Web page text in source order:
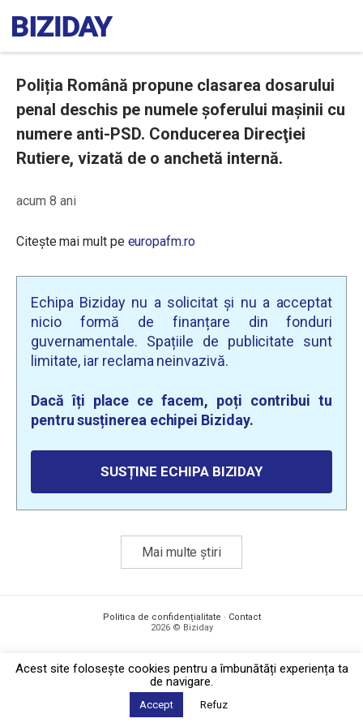
Poliția Română propune clasarea dosarului
penal deschis pe numele şoferului maşinii cu
numere anti-PSD. Conducerea Direcţiei
Rutiere, vizată de o anchetă internă.
acum 8 ani
Citește mai mult pe europafm.ro
Echipa Biziday nu a solicitat și nu a acceptat
nicio formă de finanțare din fonduri
guvernamentale. Spațiile de publicitate sunt
limitate, iar reclama neinvazivă.
Dacă îți place ce facem, poți contribui tu
pentru susținerea echipei Biziday.
SUSȚINE ECHIPA BIZIDAY
Mai multe știri
Politica de confidențialitate · Contact
2026 © Biziday
Acest site foloseşte cookies pentru a îmbunătăți experiența ta
de navigare.
Accept Refuz